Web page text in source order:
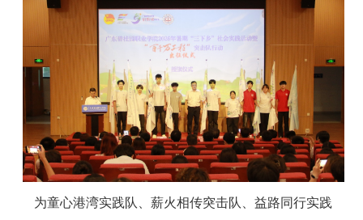
为童心港湾实践队、薪火相传突击队、益路同行实践